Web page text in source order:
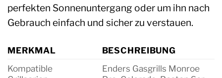
perfekten Sonnenuntergang oder um ihn nach
Gebrauch einfach und sicher zu verstauen.
MERKMAL
BESCHREIBUNG
Kompatible
Enders Gasgrills Monroe